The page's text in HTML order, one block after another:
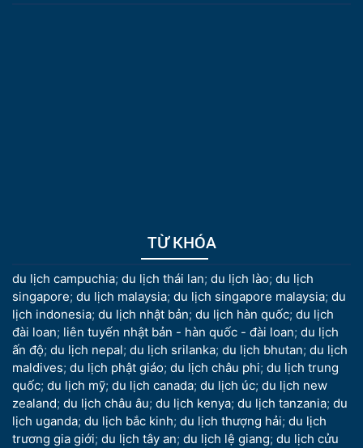
TỪ KHÓA
du lịch campuchia; du lịch thái lan; du lịch lào; du lịch
singapore; du lịch malaysia; du lịch singapore malaysia; du
lịch indonesia; du lịch nhật bản; du lịch hàn quốc; du lịch
đài loan; liên tuyến nhật bản - hàn quốc - đài loan; du lịch
ấn độ; du lịch nepal; du lịch srilanka; du lịch bhutan; du lịch
maldives; du lịch phật giáo; du lịch châu phi; du lịch trung
quốc; du lịch mỹ; du lịch canada; du lịch úc; du lịch new
zealand; du lịch châu âu; du lịch kenya; du lịch tanzania; du
lịch uganda; du lịch bắc kinh; du lịch thượng hải; du lịch
trương gia giới; du lịch tây an; du lịch lệ giang; du lịch cửu